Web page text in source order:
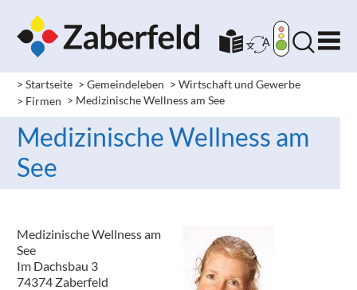
> Startseite > Gemeindeleben > Wirtschaft und Gewerbe
> Firmen > Medizinische Wellness am See
Medizinische Wellness am
See
Medizinische Wellness am
See
Im Dachsbau 3
74374 Zaberfeld